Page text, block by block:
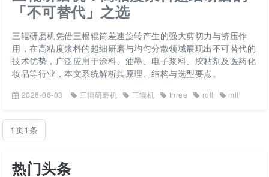
「不可替代」之选
三辊研磨机凭借三根辊筒差速旋转产生的强大剪切力与挤压作
用，在高粘度浆料的超细研磨与均匀分散领域展现出不可替代的
技术优势，广泛应用于涂料、油墨、电子浆料、胶粘剂及医药化
妆品等行业，本文系统解析其原理、结构与选型要点。
2026-06-03 三辊研磨机 三辊机 three roll mill
1页1条
热门头条